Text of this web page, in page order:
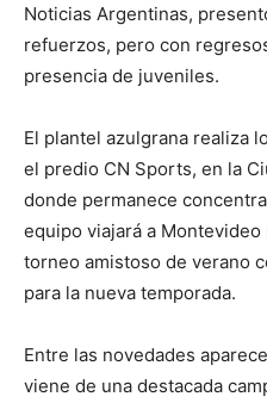
Noticias Argentinas,
refuerzos, pero con
presencia de juveniles.
El plantel azulgrana realiza
el predio CN Sports, en la
donde permanece
equipo viajará a
torneo amistoso de verano
para la nueva temporada.
Entre las novedades
viene de una destacada